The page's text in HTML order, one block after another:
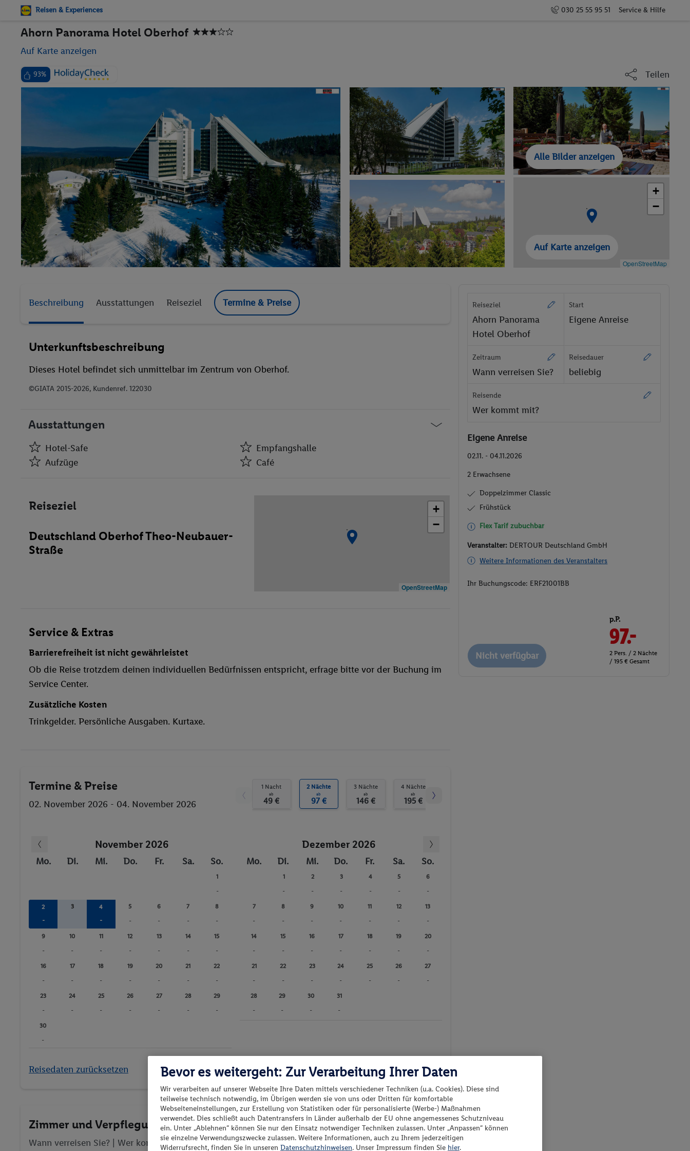
Reisen & Experiences 030 25 55 95 51 Service & Hilfe
Ahorn Panorama Hotel Oberhof
Auf Karte anzeigen
93% Teilen
Alle Bilder anzeigen
+
−
OpenStreetMap
Auf Karte anzeigen
Beschreibung Ausstattungen Reiseziel Termine & Preise
Unterkunftsbeschreibung
Dieses Hotel befindet sich unmittelbar im Zentrum von Oberhof.
©GIATA 2015-2026, Kundenref. 122030
Ausstattungen
Hotel-Safe
Empfangshalle
Aufzüge
Café
Aufzüge
Minimarkt
Spielzimmer
Konferenzraum
TV-Raum
Bar
WLAN
Haustiere erlaubt
Hallenbad
Sonnenschirme
Sonnenterrasse
Billard / Snooker
Bowlingbahn
Minigolf
Animationsprogramm
Bräunungsstudio/Solarium
Fitnessstudio
Animation
Wassersport
Whirlpool
Reiseziel
Deutschland Oberhof Theo-Neubauer-
Straße
+
−
OpenStreetMap
Service & Extras
Barrierefreiheit ist nicht gewährleistet
Ob die Reise trotzdem deinen individuellen Bedürfnissen entspricht, erfrage bitte vor der Buchung im
Service Center.
Zusätzliche Kosten
Trinkgelder. Persönliche Ausgaben. Kurtaxe.
Termine & Preise
02. November 2026 - 04. November 2026
1 Nacht
ab
49 €
2 Nächte
ab
97 €
3 Nächte
ab
146 €
4 Nächte
ab
195 €
November 2026 Dezember 2026
Mo. Di. Mi. Do. Fr. Sa. So.
1
-
2
-
3 4
-
5
-
6
-
7
-
8
-
9
-
10
-
11
-
12
-
13
-
14
-
15
-
16
-
17
-
18
-
19
-
20
-
21
-
22
-
23
-
24
-
25
-
26
-
27
-
28
-
29
-
30
-
Mo. Di. Mi. Do. Fr. Sa. So.
1
-
2
-
3
-
4
-
5
-
6
-
7
-
8
-
9
-
10
-
11
-
12
-
13
-
14
-
15
-
16
-
17
-
18
-
19
-
20
-
21
-
22
-
23
-
24
-
25
-
26
-
27
-
28
-
29
-
30
-
31
-
Reisedaten zurücksetzen Günstigster Preis p.P. Preis p.P.
Zimmer und Verpflegung wählen
Wann verreisen Sie? | Wer kommt mit?| Wo geht es los?
Reiseziel
Ahorn Panorama
Hotel Oberhof
Start
Eigene Anreise
Zeitraum
Wann verreisen Sie?
Reisedauer
beliebig
Reisende
Wer kommt mit?
Eigene Anreise
02.11. - 04.11.2026
2 Erwachsene
Doppelzimmer Classic
Frühstück
Flex Tarif zubuchbar
Veranstalter:DERTOUR Deutschland GmbH
Weitere Informationen des Veranstalters
Ihr Buchungscode: ERF21001BB
Nicht verfügbar
p.P.
97.-
2 Pers. / 2 Nächte
/ 195 € Gesamt
Bevor es weitergeht: Zur Verarbeitung Ihrer Daten
Wir verarbeiten auf unserer Webseite Ihre Daten mittels verschiedener Techniken (u.a. Cookies). Diese sind
teilweise technisch notwendig, im Übrigen werden sie von uns oder Dritten für komfortable
Webseiteneinstellungen, zur Erstellung von Statistiken oder für personalisierte (Werbe-) Maßnahmen
verwendet. Dies schließt auch Datentransfers in Länder außerhalb der EU ohne angemessenes Schutzniveau
ein. Unter „Ablehnen“ können Sie nur den Einsatz notwendiger Techniken zulassen. Unter „Anpassen“ können
sie einzelne Verwendungszwecke zulassen. Weitere Informationen, auch zu Ihrem jederzeitigen
Widerrufsrecht, finden Sie in unseren Datenschutzhinweisen. Unser Impressum finden Sie hier.